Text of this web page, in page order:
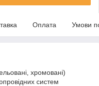
Оплата Умови
хромовані)
систем